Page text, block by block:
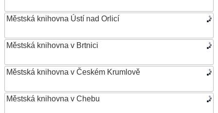
Městská knihovna Ústí nad Orlicí
Městská knihovna v Brtnici
Městská knihovna v Českém Krumlově
Městská knihovna v Chebu